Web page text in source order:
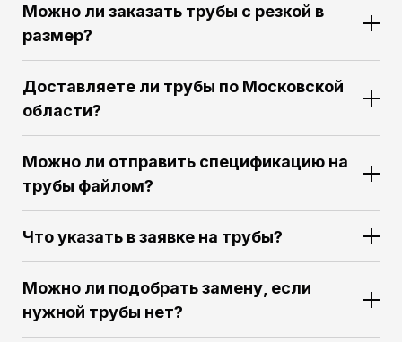
Можно ли заказать трубы с резкой в
размер?
Доставляете ли трубы по Московской
области?
Можно ли отправить спецификацию на
трубы файлом?
Что указать в заявке на трубы?
Можно ли подобрать замену, если
нужной трубы нет?